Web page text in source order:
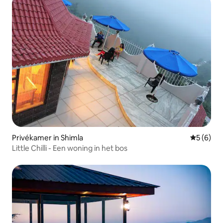
Privékamer in Shimla
5 (6)
Little Chilli - Een woning in het bos